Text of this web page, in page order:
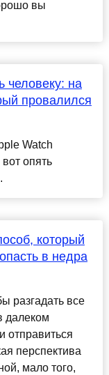
вы
человеку: на
провалился
Watch
опять
который
в недра
разгадать все
далеком
отправиться
перспектива
мало того,